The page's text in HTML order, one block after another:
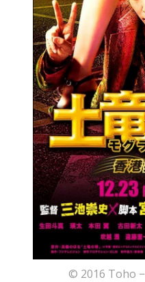
© 2016 Toho